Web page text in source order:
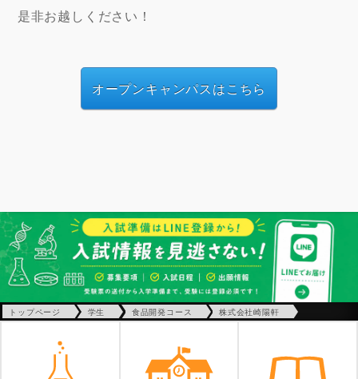
是非お越しください！
オープンキャンパスはこちら
トップページ 学生 食品開発コース 株式会社崎陽軒